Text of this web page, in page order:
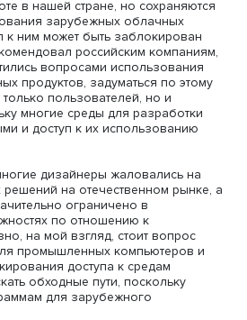
примеров экстренной
когда ряд облачных
закрывал доступ к своим
фактически лишая их
хранились в облаке. Есть кейсы,
программного обеспечения
своих систем пользователям
под угрозу безопасность
поскольку обновления
уязвимости.
компании уже определились
в нашей стране, но
зарубежных облачных
к ним может быть
российским
вопросами
продуктов, задуматься по